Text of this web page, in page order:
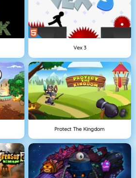
Vex 3
Protect The Kingdom